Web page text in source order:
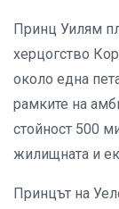
Принц Уилям
херцогство
около една
рамките на
стойност 500
жилищната и
Принцът на